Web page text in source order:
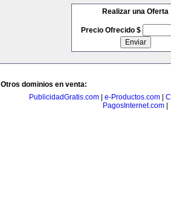
Realizar una Oferta
Precio Ofrecido $
Otros dominios en venta:
PublicidadGratis.com
e-Productos.com
PagosInternet.com